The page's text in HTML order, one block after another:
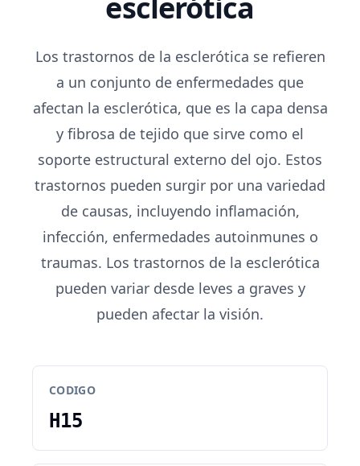
Los trastornos de la esclerótica se refieren
a un conjunto de enfermedades que
afectan la esclerótica, que es la capa densa
y fibrosa de tejido que sirve como el
soporte estructural externo del ojo. Estos
trastornos pueden surgir por una variedad
de causas, incluyendo inflamación,
infección, enfermedades autoinmunes o
traumas. Los trastornos de la esclerótica
pueden variar desde leves a graves y
pueden afectar la visión.
CODIGO
H15